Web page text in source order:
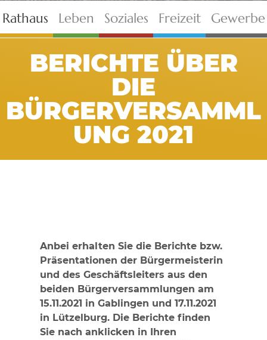
Rathaus Leben Soziales Freizeit Gewerbe
BERICHTE ÜBER
DIE
BÜRGERVERSAMML
UNG 2021
Anbei erhalten Sie die Berichte bzw.
Präsentationen der Bürgermeisterin
und des Geschäftsleiters aus den
beiden Bürgerversammlungen am
15.11.2021 in Gablingen und 17.11.2021
in Lützelburg. Die Berichte finden
Sie nach anklicken in Ihren